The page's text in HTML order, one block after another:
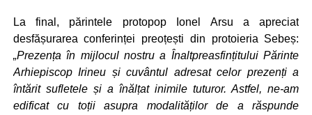
La final, părintele protopop Ionel Arsu a apreciat
desfășurarea conferinței preoțești din protoieria Sebeș:
„Prezența în mijlocul nostru a Înaltpreasfințitului Părinte
Arhiepiscop Irineu și cuvântul adresat celor prezenți a
întărit sufletele și a înălțat inimile tuturor. Astfel, ne-am
edificat cu toții asupra modalităților de a răspunde